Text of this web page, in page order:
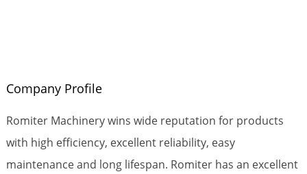
Company Profile
Romiter Machinery wins wide reputation for products
with high efficiency, excellent reliability, easy
maintenance and long lifespan. Romiter has an excellent